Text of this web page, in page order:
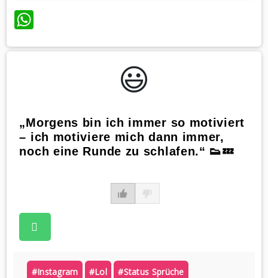
WhatsApp
😃️
„Morgens bin ich immer so motiviert
– ich motiviere mich dann immer,
noch eine Runde zu schlafen.“ 👟💤
#instagram #lol #status Sprüche